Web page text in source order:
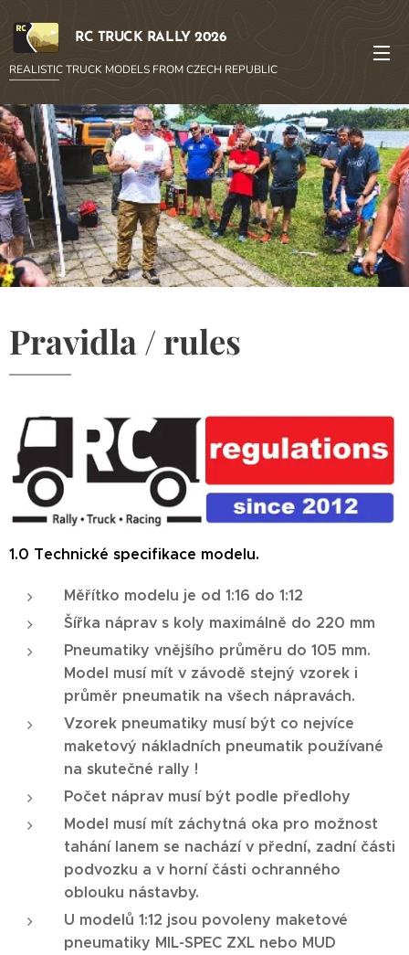
RC TRUCK RALLY 2026
REALISTIC TRUCK MODELS FROM CZECH REPUBLIC
Pravidla / rules
1.0 Technické specifikace modelu.
Měřítko modelu je od 1:16 do 1:12
Šířka náprav s koly maximálně do 220 mm
Pneumatiky vnějšího průměru do 105 mm.
Model musí mít v závodě stejný vzorek i
průměr pneumatik na všech nápravách.
Vzorek pneumatiky musí být co nejvíce
maketový nákladních pneumatik používané
na skutečné rally !
Počet náprav musí být podle předlohy
Model musí mít záchytná oka pro možnost
tahání lanem se nachází v přední, zadní části
podvozku a v horní části ochranného
oblouku nástavby.
U modelů 1:12 jsou povoleny maketové
pneumatiky MIL-SPEC ZXL nebo MUD